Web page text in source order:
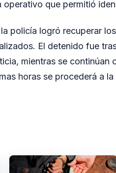
operativo que permitió
policía logró recuperar
El detenido fue
mientras se continúan
horas se procederá a